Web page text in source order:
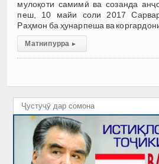
мулоқоти самимӣ ва созанда
пеш, 10 майи соли 2017
Раҳмон ба ҳунарпеша ва
Матни пурра ▸